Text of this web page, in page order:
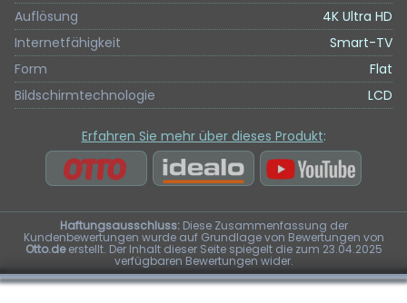
Auflösung
4K Ultra HD
Internetfähigkeit
Smart-TV
Form
Flat
Bildschirmtechnologie
LCD
Erfahren Sie mehr über dieses Produkt:
Haftungsausschluss:Diese Zusammenfassung der
Kundenbewertungen wurde auf Grundlage von Bewertungen von
Otto.deerstellt. Der Inhalt dieser Seite spiegelt die zum 23.04.2025
verfügbaren Bewertungen wider.